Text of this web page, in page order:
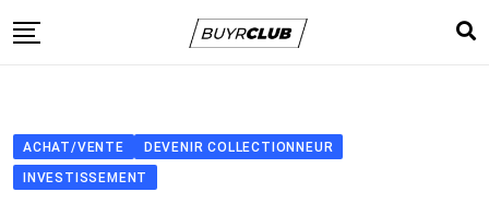
to
App
ACHAT/VENTE
DEVENIR COLLECTIONNEUR
INVESTISSEMENT